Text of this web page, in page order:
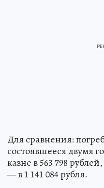
Для сравнения:
состоявшееся двумя
казне в 563 798
— в 1 141 084 рубля.